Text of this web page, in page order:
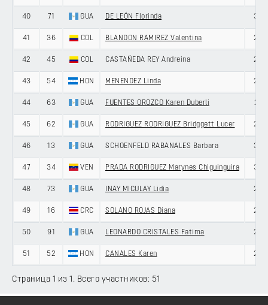
40 71 GUA DE LEÓN Florinda 33
41 36 COL BLANDON RAMIREZ Valentina 23
42 45 COL CASTAÑEDA REY Andreina 26
43 54 HON MENENDEZ Linda 20
44 63 GUA FUENTES OROZCO Karen Duberli 21
45 62 GUA RODRIGUEZ RODRIGUEZ Bridggett Lucer 20
46 13 GUA SCHOENFELD RABANALES Barbara 30
47 34 VEN PRADA RODRIGUEZ Marynes Chiguinguira 30
48 73 GUA INAY MICULAY Lidia 26
49 16 CRC SOLANO ROJAS Diana 29
50 91 GUA LEONARDO CRISTALES Fatima 20
51 52 HON CANALES Karen 28
Страница 1 из 1. Всего участников: 51